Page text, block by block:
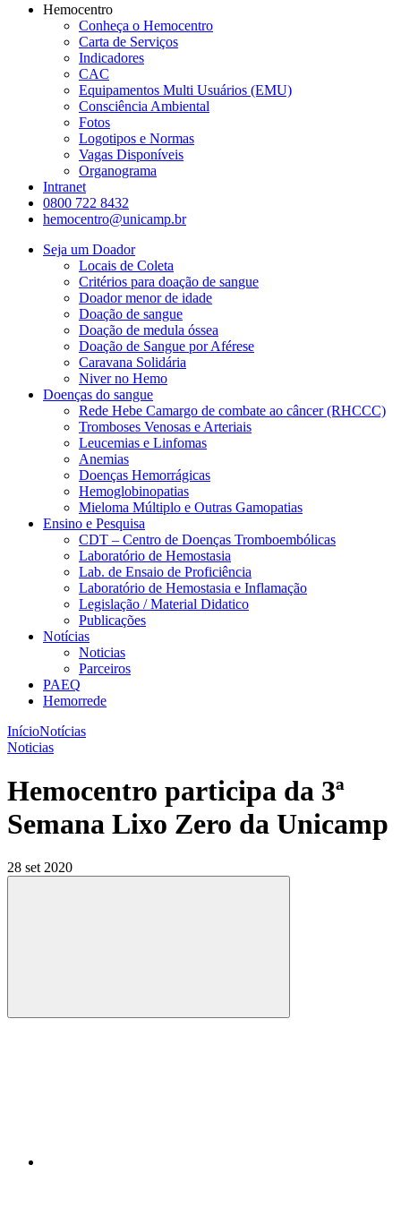
Hemocentro
Conheça o Hemocentro
Carta de Serviços
Indicadores
CAC
Equipamentos Multi Usuários (EMU)
Consciência Ambiental
Fotos
Logotipos e Normas
Vagas Disponíveis
Organograma
Intranet
0800 722 8432
hemocentro@unicamp.br
Seja um Doador
Locais de Coleta
Critérios para doação de sangue
Doador menor de idade
Doação de sangue
Doação de medula óssea
Doação de Sangue por Aférese
Caravana Solidária
Niver no Hemo
Doenças do sangue
Rede Hebe Camargo de combate ao câncer (RHCCC)
Tromboses Venosas e Arteriais
Leucemias e Linfomas
Anemias
Doenças Hemorrágicas
Hemoglobinopatias
Mieloma Múltiplo e Outras Gamopatias
Ensino e Pesquisa
CDT – Centro de Doenças Tromboembólicas
Laboratório de Hemostasia
Lab. de Ensaio de Proficiência
Laboratório de Hemostasia e Inflamação
Legislação / Material Didatico
Publicações
Notícias
Noticias
Parceiros
PAEQ
Hemorrede
InícioNotícias
Noticias
Hemocentro participa da 3ª
Semana Lixo Zero da Unicamp
28 set 2020
Compartilhar